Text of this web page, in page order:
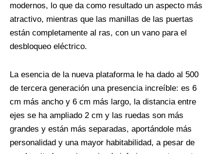
modernos, lo que da como resultado un aspecto más
atractivo, mientras que las manillas de las puertas
están completamente al ras, con un vano para el
desbloqueo eléctrico.
La esencia de la nueva plataforma le ha dado al 500
de tercera generación una presencia increíble: es 6
cm más ancho y 6 cm más largo, la distancia entre
ejes se ha ampliado 2 cm y las ruedas son más
grandes y están más separadas, aportándole más
personalidad y una mayor habitabilidad, a pesar de